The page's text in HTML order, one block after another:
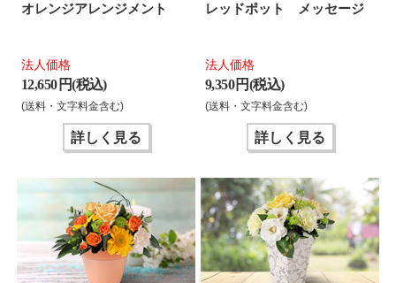
オレンジアレンジメント
法人価格
12,650 円(税込)
(送料・文字料金含む)
詳しく見る
レッドポット メッセージ
法人価格
9,350 円(税込)
(送料・文字料金含む)
詳しく見る